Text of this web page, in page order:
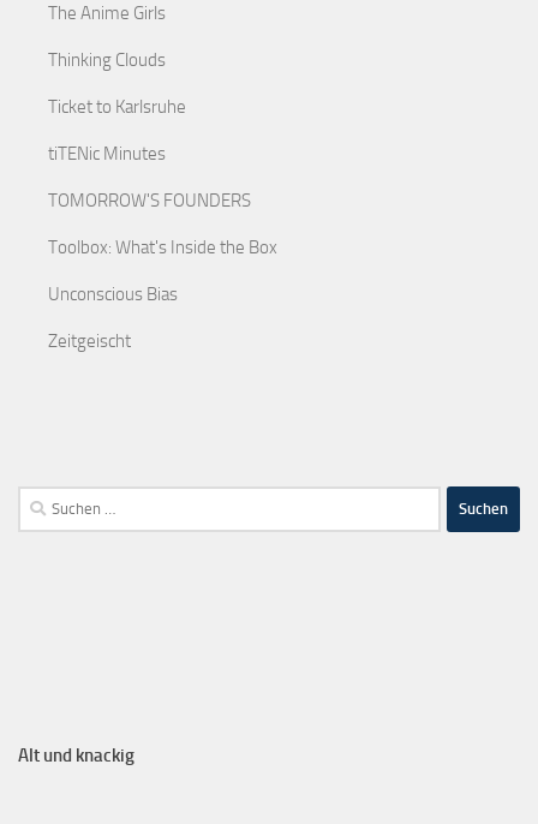
The Anime Girls
Thinking Clouds
Ticket to Karlsruhe
tiTENic Minutes
TOMORROW'S FOUNDERS
Toolbox: What's Inside the Box
Unconscious Bias
Zeitgeischt
Alt und knackig